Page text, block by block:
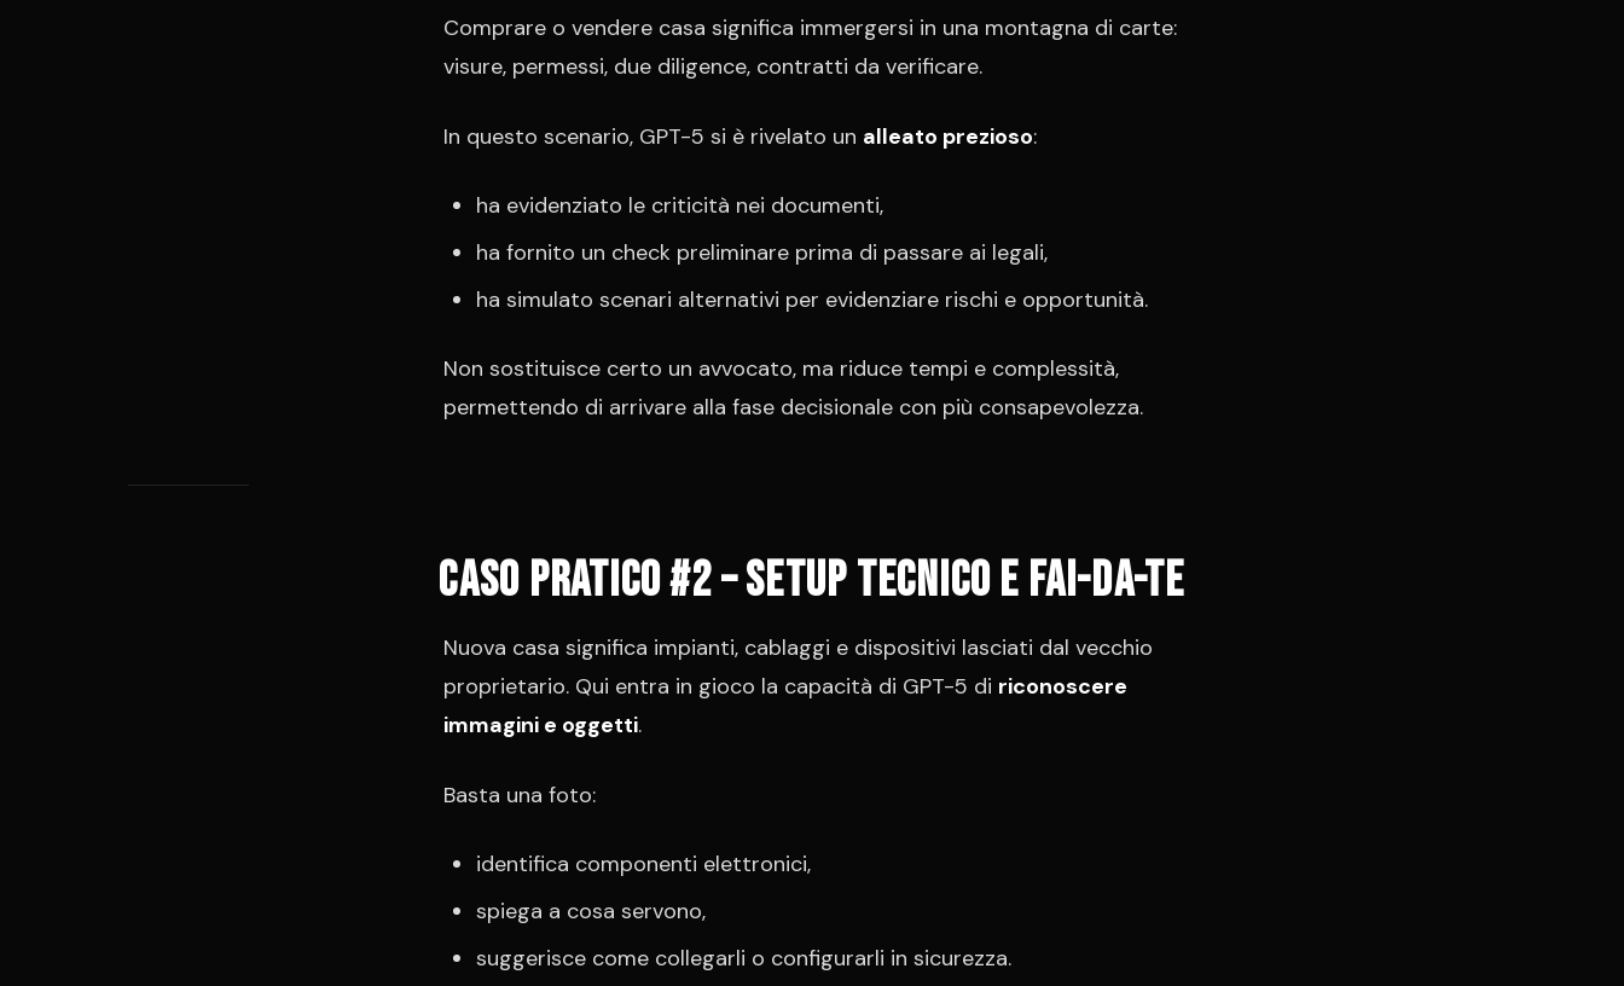
Comprare o vendere casa significa immergersi in una montagna di carte:
visure, permessi, due diligence, contratti da verificare.
In questo scenario, GPT-5 si è rivelato un alleato prezioso:
ha evidenziato le criticità nei documenti,
ha fornito un check preliminare prima di passare ai legali,
ha simulato scenari alternativi per evidenziare rischi e opportunità.
Non sostituisce certo un avvocato, ma riduce tempi e complessità,
permettendo di arrivare alla fase decisionale con più consapevolezza.
Caso pratico #2 – Setup tecnico e fai-da-te
Nuova casa significa impianti, cablaggi e dispositivi lasciati dal vecchio
proprietario. Qui entra in gioco la capacità di GPT-5 di riconoscere
immagini e oggetti.
Basta una foto:
identifica componenti elettronici,
spiega a cosa servono,
suggerisce come collegarli o configurarli in sicurezza.